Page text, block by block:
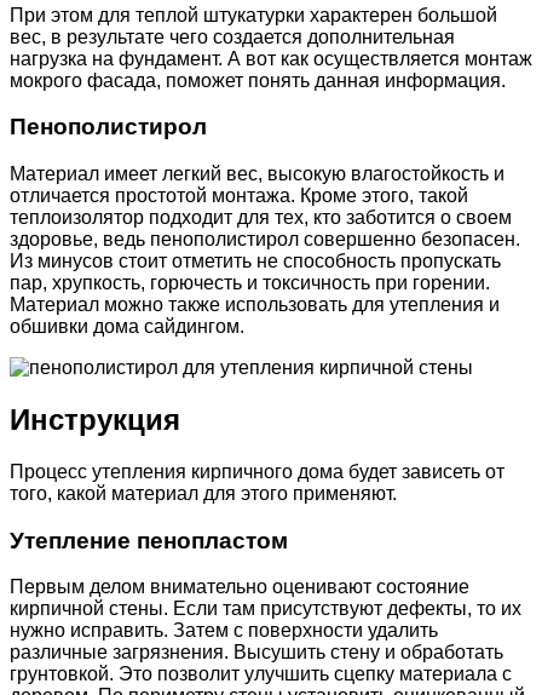
При этом для теплой штукатурки характерен большой
вес, в результате чего создается дополнительная
нагрузка на фундамент. А вот как осуществляется монтаж
мокрого фасада, поможет понять данная информация.
Пенополистирол
Материал имеет легкий вес, высокую влагостойкость и
отличается простотой монтажа. Кроме этого, такой
теплоизолятор подходит для тех, кто заботится о своем
здоровье, ведь пенополистирол совершенно безопасен.
Из минусов стоит отметить не способность пропускать
пар, хрупкость, горючесть и токсичность при горении.
Материал можно также использовать для утепления и
обшивки дома сайдингом.
Инструкция
Процесс утепления кирпичного дома будет зависеть от
того, какой материал для этого применяют.
Утепление пенопластом
Первым делом внимательно оценивают состояние
кирпичной стены. Если там присутствуют дефекты, то их
нужно исправить. Затем с поверхности удалить
различные загрязнения. Высушить стену и обработать
грунтовкой. Это позволит улучшить сцепку материала с